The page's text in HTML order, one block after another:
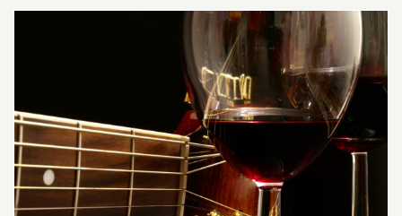
Genüsse für alle Sinne: „Wein & Musik“ kehrt in
die Lautrer Innenstadt zurück